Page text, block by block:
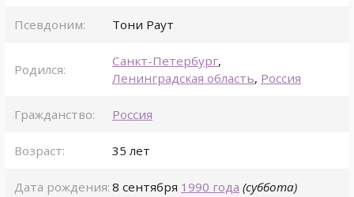
Псевдоним: Тони Раут
Родился:
Санкт-Петербург,
Ленинградская область, Россия
Гражданство: Россия
Возраст: 35 лет
Дата рождения: 8 сентября 1990 года (суббота)